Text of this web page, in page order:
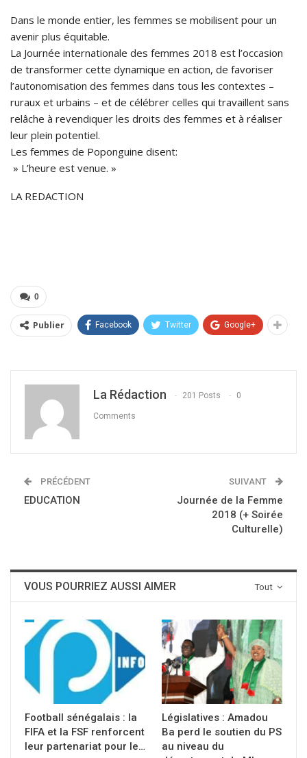
Dans le monde entier, les femmes se mobilisent pour un
avenir plus équitable.
La Journée internationale des femmes 2018 est l’occasion
de transformer cette dynamique en action, de favoriser
l’autonomisation des femmes dans tous les contextes –
ruraux et urbains – et de célébrer celles qui travaillent sans
relâche à revendiquer les droits des femmes et à réaliser
leur plein potentiel.
Les femmes de Poponguine disent:
» L’heure est venue. »
LA REDACTION
0
Publier Facebook Twitter Google+
La Rédaction 201 Posts 0
Comments
PRÉCÉDENT
EDUCATION
SUIVANT
Journée de la Femme
2018 (+ Soirée
Culturelle)
Tout
VOUS POURRIEZ AUSSI AIMER
Football sénégalais : la
FIFA et la FSF renforcent
leur partenariat pour le…
Législatives : Amadou
Ba perd le soutien du PS
au niveau du